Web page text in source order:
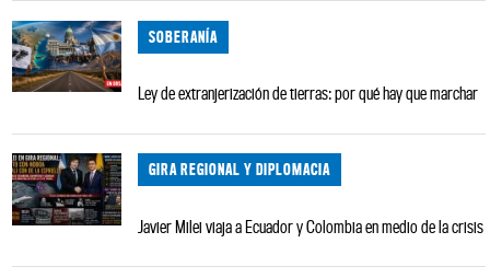
SOBERANÍA
Ley de extranjerización de tierras: por qué hay que marchar
GIRA REGIONAL Y DIPLOMACIA
Javier Milei viaja a Ecuador y Colombia en medio de la crisis